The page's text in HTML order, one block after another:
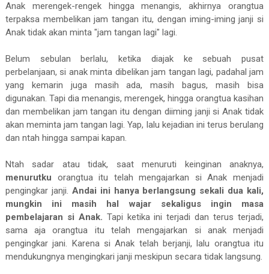
Anak merengek-rengek hingga menangis, akhirnya orangtua
terpaksa membelikan jam tangan itu, dengan iming-iming janji si
Anak tidak akan minta "jam tangan lagi" lagi.
Belum sebulan berlalu, ketika diajak ke sebuah pusat
perbelanjaan, si anak minta dibelikan jam tangan lagi, padahal jam
yang kemarin juga masih ada, masih bagus, masih bisa
digunakan. Tapi dia menangis, merengek, hingga orangtua kasihan
dan membelikan jam tangan itu dengan diiming janji si Anak tidak
akan meminta jam tangan lagi. Yap, lalu kejadian ini terus berulang
dan ntah hingga sampai kapan.
Ntah sadar atau tidak, saat menuruti keinginan anaknya,
menurutku orangtua itu telah mengajarkan si Anak menjadi
pengingkar janji. Andai ini hanya berlangsung sekali dua kali,
mungkin ini masih hal wajar sekaligus ingin masa
pembelajaran si Anak. Tapi ketika ini terjadi dan terus terjadi,
sama aja orangtua itu telah mengajarkan si anak menjadi
pengingkar jani. Karena si Anak telah berjanji, lalu orangtua itu
mendukungnya mengingkari janji meskipun secara tidak langsung.